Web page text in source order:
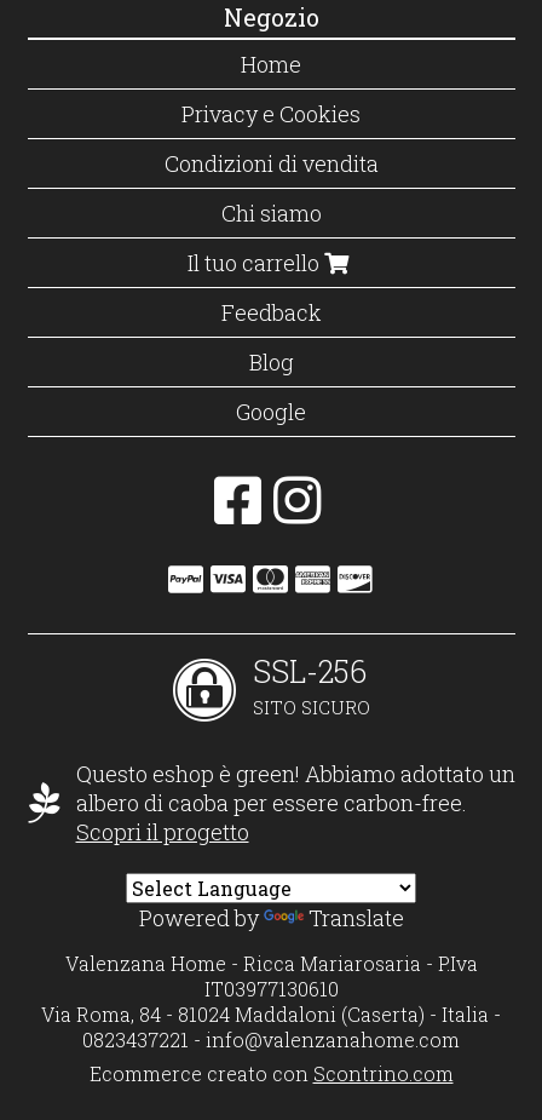
Negozio
Home
Privacy e Cookies
Condizioni di vendita
Chi siamo
Il tuo carrello
Feedback
Blog
Google
SSL-256
SITO SICURO
Questo eshop è green! Abbiamo adottato un
albero di caoba per essere carbon-free.
Scopri il progetto
Powered by Translate
Valenzana Home - Ricca Mariarosaria - P.Iva
IT03977130610
Via Roma, 84 - 81024 Maddaloni (Caserta) - Italia -
0823437221 - info@valenzanahome.com
Ecommerce creato con Scontrino.com